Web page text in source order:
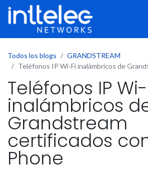
Todos los blogs
GRANDSTREAM
Teléfonos IP Wi-Fi inalámbricos de Grandstream
Teléfonos IP
inalámbricos
Grandstream
certificados
Phone